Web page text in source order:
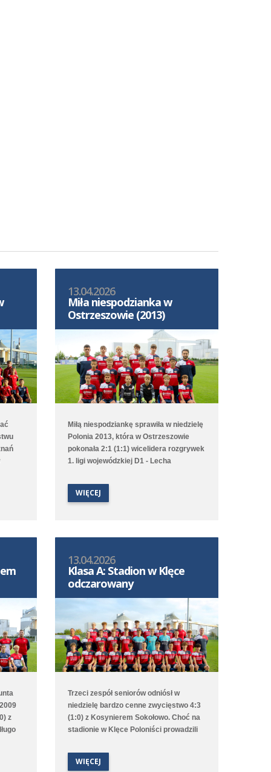
13.04.2026
Miła niespodzianka w
Ostrzeszowie (2013)
Miłą niespodziankę sprawiła w niedzielę
Polonia 2013, która w Ostrzeszowie
pokonała 2:1 (1:1) wicelidera rozgrywek
1. ligi wojewódzkiej D1 - Lecha
pierwsi objęli prowadzenie to Poloniści
odwrócili losy meczu za sprawą bramek
WIĘCEJ
z
13.04.2026
Klasa A: Stadion w Klęce
odczarowany
Trzeci zespół seniorów odniósł w
niedzielę bardzo cenne zwycięstwo 4:3
(1:0) z Kosynierem Sokołowo. Choć na
stadionie w Klęce Poloniści prowadzili
aż do ostatniego gwizdka sędziego.
Bramki dla średzkiej drużyny strzelali
WIĘCEJ